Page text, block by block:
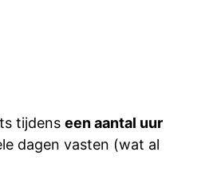
tijdens een aantal uur
dagen vasten (wat al